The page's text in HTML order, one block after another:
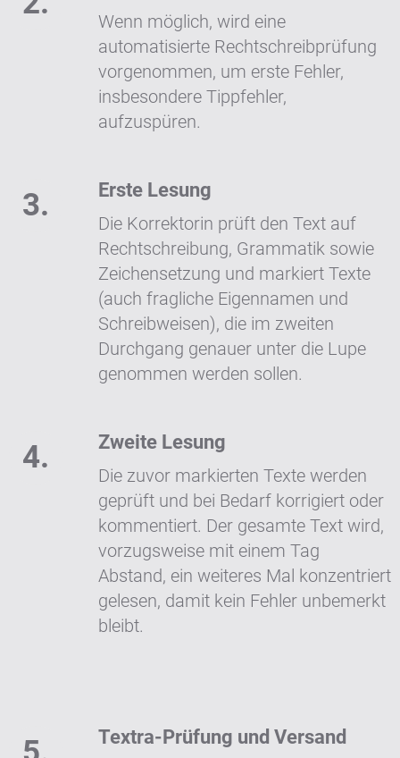
Wenn möglich, wird eine
automatisierte Rechtschreibprüfung
vorgenommen, um erste Fehler,
insbesondere Tippfehler,
aufzuspüren.
Erste Lesung
Die Korrektorin prüft den Text auf
Rechtschreibung, Grammatik sowie
Zeichensetzung und markiert Texte
(auch fragliche Eigennamen und
Schreibweisen), die im zweiten
Durchgang genauer unter die Lupe
genommen werden sollen.
Zweite Lesung
Die zuvor markierten Texte werden
geprüft und bei Bedarf korrigiert oder
kommentiert. Der gesamte Text wird,
vorzugsweise mit einem Tag
Abstand, ein weiteres Mal konzentriert
gelesen, damit kein Fehler unbemerkt
bleibt.
Textra-Prüfung und Versand